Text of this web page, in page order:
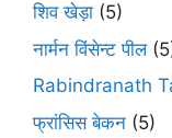
शिव खेड़ा (5)
नार्मन विंसेन्ट पील
Rabindranath
फ्रांसिस बेकन (5)